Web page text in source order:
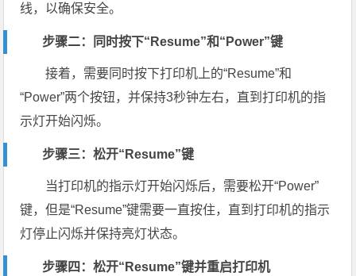
线，以确保安全。
步骤二：同时按下“Resume”和“Power”键
接着，需要同时按下打印机上的“Resume”和
“Power”两个按钮，并保持3秒钟左右，直到打印机的指
示灯开始闪烁。
步骤三：松开“Resume”键
当打印机的指示灯开始闪烁后，需要松开“Power”
键，但是“Resume”键需要一直按住，直到打印机的指示
灯停止闪烁并保持亮灯状态。
步骤四：松开“Resume”键并重启打印机